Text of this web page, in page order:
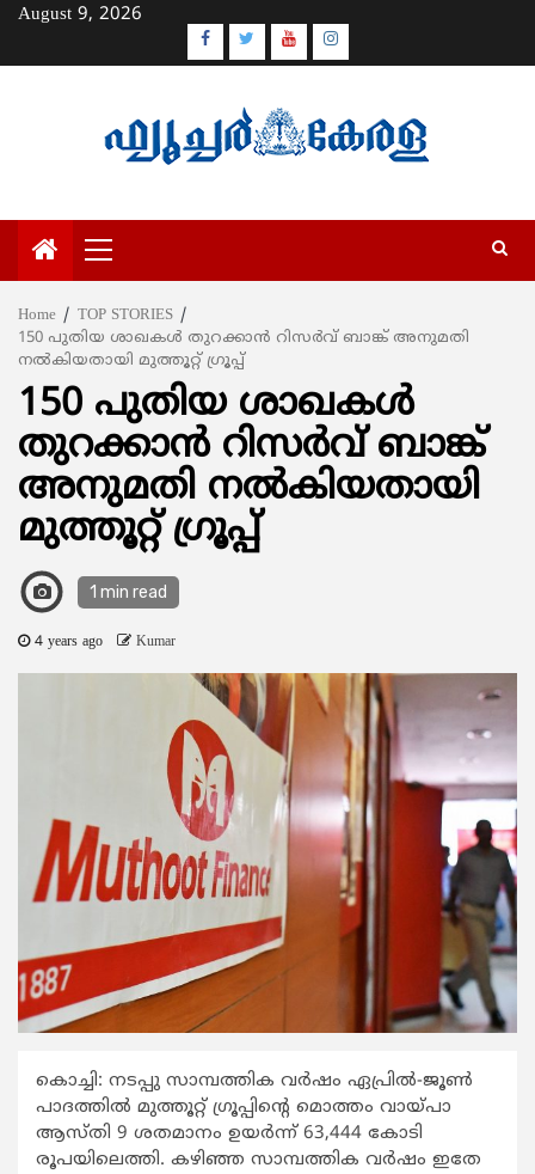
Skip
content
August 9, 2026
Facebook
TwitterYoutubeInstagram
Primary
Menu
Home
TOP STORIES
150 പുതിയ ശാഖകള്‍ തുറക്കാന്‍ റിസര്‍വ് ബാങ്ക് അനുമതി
നല്‍കിയതായി മുത്തൂറ്റ് ഗ്രൂപ്പ്
150 പുതിയ ശാഖകള്‍
തുറക്കാന്‍ റിസര്‍വ് ബാങ്ക്
അനുമതി നല്‍കിയതായി
മുത്തൂറ്റ് ഗ്രൂപ്പ്
1 min read
4 years ago Kumar
കൊച്ചി: നടപ്പു സാമ്പത്തിക വര്‍ഷം ഏപ്രില്‍-ജൂണ്‍
പാദത്തില്‍ മുത്തൂറ്റ് ഗ്രൂപ്പിന്‍റെ മൊത്തം വായ്പാ
ആസ്തി 9 ശതമാനം ഉയര്‍ന്ന് 63,444 കോടി
രൂപയിലെത്തി. കഴിഞ്ഞ സാമ്പത്തിക വര്‍ഷം ഇതേ